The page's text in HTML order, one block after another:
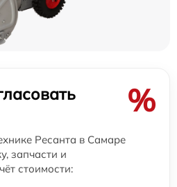
%
Ресанта в Самаре
запчасти и
стоимости: